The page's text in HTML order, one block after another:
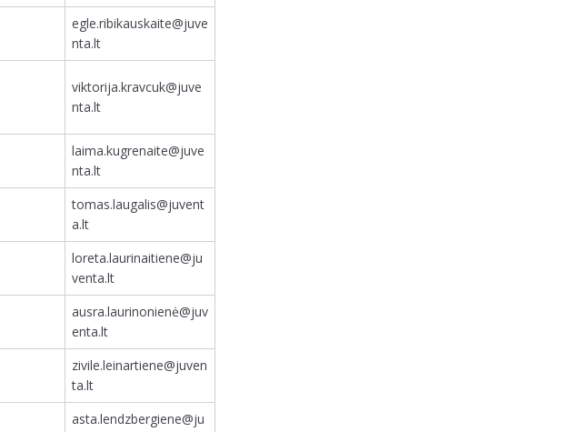
egle.ribikauskaite@juve
nta.lt
viktorija.kravcuk@juve
nta.lt
laima.kugrenaite@juve
nta.lt
tomas.laugalis@juvent
a.lt
loreta.laurinaitiene@ju
venta.lt
ausra.laurinonienė@juv
enta.lt
zivile.leinartiene@juven
ta.lt
asta.lendzbergiene@ju